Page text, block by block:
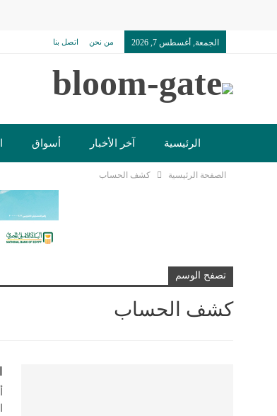
الجمعة, أغسطس 7, 2026 من نحن اتصل بنا
الرئيسية آخر الأخبار أسواق
تكنولوجيا وسيارات
الصفحة الرئيسية كشف الحساب
تصفح الوسم
كشف الحساب